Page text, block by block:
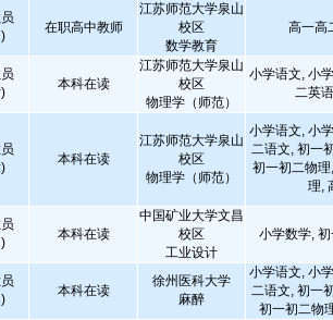
在职高中教师
江苏师范大学泉山
校区
数学教育
高一高
本科在读
江苏师范大学泉山
校区
物理学（师范）
小学语文, 小
二英
本科在读
江苏师范大学泉山
校区
物理学（师范）
小学语文, 小
二语文, 初一
初一初二物
理,
本科在读
中国矿业大学文昌
校区
工业设计
小学数学,
本科在读
徐州医科大学
麻醉
小学语文, 小
二语文, 初一
初一初二物